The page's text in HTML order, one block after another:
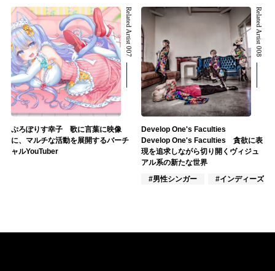
Related Artist 007
ぷろぽりす幸子 歌に言葉に映像
に、マルチな活動を展開するバーチ
ャルYouTuber
Related Artist 008
Develop One's Faculties
Develop One's Faculties 貪欲に表
現を追求しながら切り開くヴィジュ
アル系の新たな世界
#男性シンガー
#インディーズ